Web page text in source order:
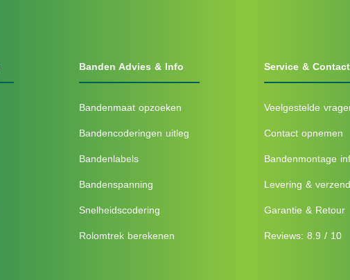
Banden Advies & Info
Bandenmaat opzoeken
Bandencoderingen uitleg
Bandenlabels
Bandenspanning
Snelheidscodering
Rolomtrek berekenen
Service & Contact
Veelgestelde
Contact opnemen
Bandenmontage
Levering &
Garantie & Retour
Reviews: 8.9 / 10